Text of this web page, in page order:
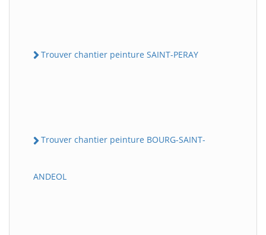
Trouver chantier peinture SAINT-PERAY
Trouver chantier peinture BOURG-SAINT-
ANDEOL